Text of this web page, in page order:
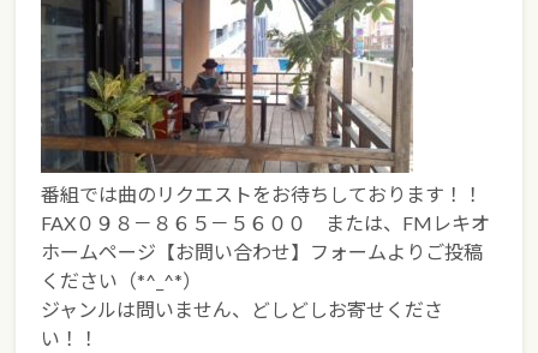
番組では曲のリクエストをお待ちしております！！
FAX０９８－８６５－５６００ または、FMレキオ
ホームページ【お問い合わせ】フォームよりご投稿
ください（*^_^*）
ジャンルは問いません、どしどしお寄せくださ
い！！